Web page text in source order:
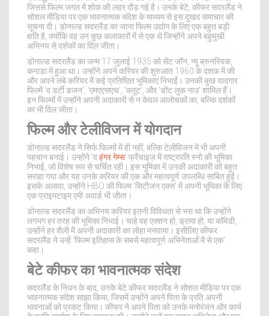
जिससे फिल्म जगत में शोक की लहर दौड़ गई है। उनके बेटे, कीफर सदरलैंड ने
सोशल मीडिया पर एक भावनात्मक संदेश के माध्यम से इस दुखद समाचार की
सूचना दी। डोनाल्ड सदरलैंड का जाना फिल्म उद्योग के लिए एक बहुत बड़ी
क्षति है, क्योंकि वह उन कुछ कलाकारों में से एक थे जिन्होंने अपने बहुमुखी
अभिनय से दर्शकों का दिल जीता।
डोनाल्ड सदरलैंड का जन्म 17 जुलाई 1935 को सेंट जॉन, न्यू ब्रुनस्विक,
कनाडा में हुआ था। उन्होंने अपने करियर की शुरुआत 1960 के दशक में की
और अपने लंबे करियर में कई प्रतिष्ठित भूमिकाएं निभाईं। उनकी कुछ यादगार
फिल्में 'द डर्टी डजन', 'एमएएसएच', 'क्लूट', और 'डोंट लुक नाउ' शामिल हैं।
इन फिल्मों में उन्होंने अपनी अदाकारी से न केवल आलोचकों का, बल्कि दर्शकों
का भी दिल जीता।
फिल्म और टेलीविजन में योगदान
डोनाल्ड सदरलैंड ने सिर्फ फिल्मों में ही नहीं, बल्कि टेलीविजन में भी अपनी
पहचान बनाई। उन्होंने 'दहंगर गेम्स' फ्रैंचाइज़ में राष्ट्रपति स्नो की भूमिका
निभाई, जो विशेष रूप से चर्चित रही। इस भूमिका में उनकी अदाकारी को बहुत
सराहा गया और यह उनके करियर की एक और महत्वपूर्ण उपलब्धि साबित हुई।
इसके अलावा, उन्होंने HBO की फिल्म 'सिटीजन एक्स' में अपनी भूमिका के लिए
एक प्राइमटाइम एमी अवार्ड भी जीता।
डोनाल्ड सदरलैंड का अभिनय करियर इतनी विविधता से भरा था कि उन्होंने
लगभग हर तरह की भूमिका निभाई। चाहे वह एक्शन हो, ड्रामा हो, या कॉमेडी,
उन्होंने हर शैली में अपनी अदाकारी का लोहा मनवाया। इसीलिए कीफर
सदरलैंड ने उन्हें 'फिल्म इतिहास के सबसे महत्वपूर्ण अभिनेताओं में से एक'
कहा।
बेटे कीफर का भावनात्मक संदेश
सदरलैंड के निधन के बाद, उनके बेटे कीफर सदरलैंड ने सोशल मीडिया पर एक
भावनात्मक संदेश साझा किया, जिसमें उन्होंने अपने पिता के प्रति अपनी
भावनाओं को प्रकट किया। कीफर ने अपने पिता को उनके मनोरंजन और कार्य